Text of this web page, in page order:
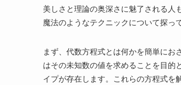
美しさと理論の奥深さに魅了される人
魔法のようなテクニックについて探っ
まず、代数方程式とは何かを簡単にお
はその未知数の値を求めることを目的
イプが存在します。これらの方程式を